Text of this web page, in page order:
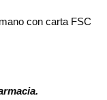
con carta FSC